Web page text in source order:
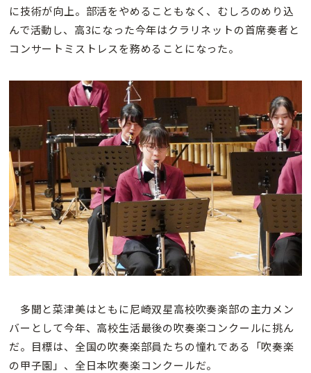
に技術が向上。部活をやめることもなく、むしろのめり込
んで活動し、高3になった今年はクラリネットの首席奏者と
コンサートミストレスを務めることになった。
多聞と菜津美はともに尼崎双星高校吹奏楽部の主力メン
バーとして今年、高校生活最後の吹奏楽コンクールに挑ん
だ。目標は、全国の吹奏楽部員たちの憧れである「吹奏楽
の甲子園」、全日本吹奏楽コンクールだ。